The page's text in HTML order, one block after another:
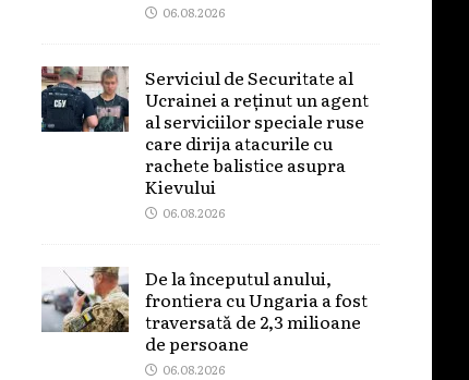
06.08.2026
Serviciul de Securitate al
Ucrainei a reținut un agent
al serviciilor speciale ruse
care dirija atacurile cu
rachete balistice asupra
Kievului
06.08.2026
De la începutul anului,
frontiera cu Ungaria a fost
traversată de 2,3 milioane
de persoane
06.08.2026